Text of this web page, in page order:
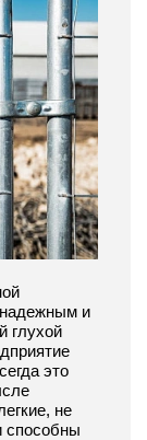
и
глухой
это
не
способны